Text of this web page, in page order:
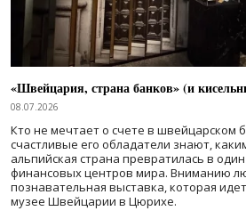
«Швейцария, страна банков» (и
08.07.2026
Кто не мечтает о счете в швейцарском
счастливые его обладатели знают,
альпийская страна превратилась в
финансовых центров мира. Вниманию
познавательная выставка, которая
музее Швейцарии в Цюрихе.